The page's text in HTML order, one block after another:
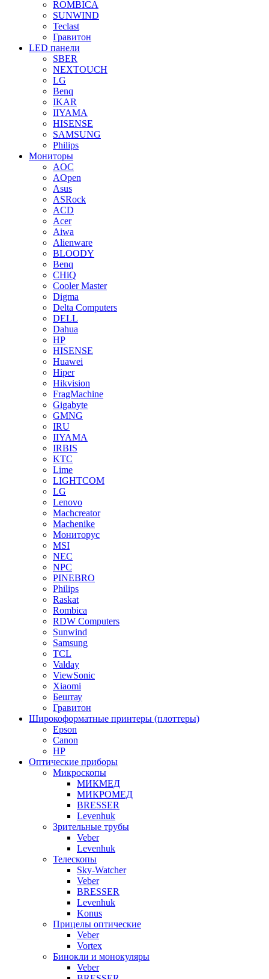
ROMBICA
SUNWIND
Teclast
Гравитон
LED панели
SBER
NEXTOUCH
LG
Benq
IKAR
IIYAMA
HISENSE
SAMSUNG
Philips
Мониторы
AOC
AOpen
Asus
ASRock
ACD
Acer
Aiwa
Alienware
BLOODY
Benq
CHiQ
Cooler Master
Digma
Delta Computers
DELL
Dahua
HP
HISENSE
Huawei
Hiper
Hikvision
FragMachine
Gigabyte
GMNG
IRU
IIYAMA
IRBIS
KTC
Lime
LIGHTCOM
LG
Lenovo
Machcreator
Machenike
Мониторус
MSI
NEC
NPC
PINEBRO
Philips
Raskat
Rombica
RDW Computers
Sunwind
Samsung
TCL
Valday
ViewSonic
Xiaomi
Бештау
Гравитон
Широкоформатные принтеры (плоттеры)
Epson
Canon
HP
Оптические приборы
Микроскопы
МИКМЕД
МИКРОМЕД
BRESSER
Levenhuk
Зрительные трубы
Veber
Levenhuk
Телескопы
Sky-Watcher
Veber
BRESSER
Levenhuk
Konus
Прицелы оптические
Veber
Vortex
Бинокли и монокуляры
Veber